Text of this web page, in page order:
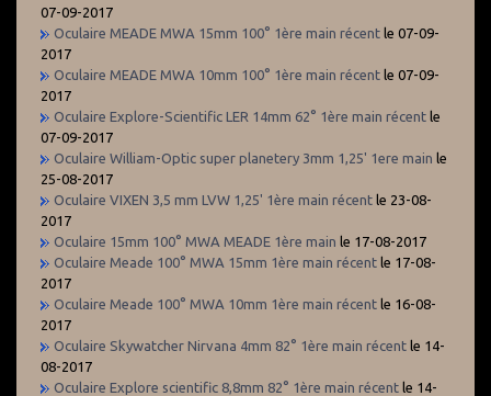
07-09-2017
Oculaire MEADE MWA 15mm 100° 1ère main récent le 07-09-
2017
Oculaire MEADE MWA 10mm 100° 1ère main récent le 07-09-
2017
Oculaire Explore-Scientific LER 14mm 62° 1ère main récent le
07-09-2017
Oculaire William-Optic super planetery 3mm 1,25' 1ere main le
25-08-2017
Oculaire VIXEN 3,5 mm LVW 1,25' 1ère main récent le 23-08-
2017
Oculaire 15mm 100° MWA MEADE 1ère main le 17-08-2017
Oculaire Meade 100° MWA 15mm 1ère main récent le 17-08-
2017
Oculaire Meade 100° MWA 10mm 1ère main récent le 16-08-
2017
Oculaire Skywatcher Nirvana 4mm 82° 1ère main récent le 14-
08-2017
Oculaire Explore scientific 8,8mm 82° 1ère main récent le 14-